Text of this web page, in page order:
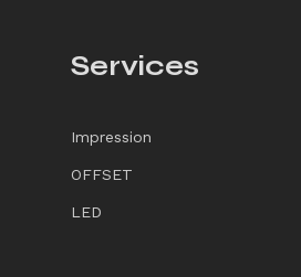
Services
Impression
OFFSET
LED